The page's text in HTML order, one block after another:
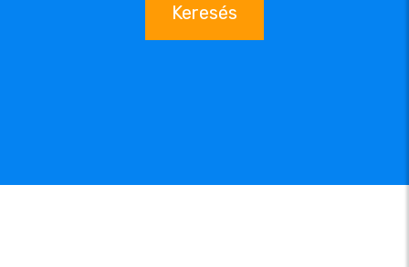
Keresés